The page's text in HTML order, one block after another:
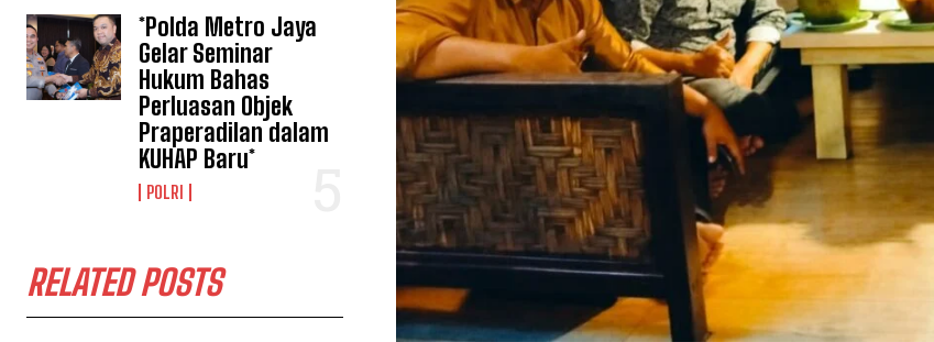
*Polda Metro Jaya
Gelar Seminar
Hukum Bahas
Perluasan Objek
Praperadilan dalam
KUHAP Baru*
POLRI
RELATED POSTS